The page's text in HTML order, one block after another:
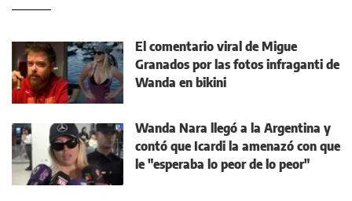
El comentario viral de Migue
Granados por las fotos infraganti de
Wanda en bikini
Wanda Nara llegó a la Argentina y
contó que Icardi la amenazó con que
le "esperaba lo peor de lo peor"